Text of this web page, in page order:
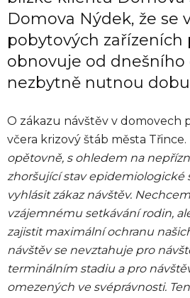
Domova Nýdek, že se
pobytových zařízeních
obnovuje od dnešního
nezbytně nutnou dobu
O zákazu návštěv v domovech
včera krizový štáb města Třince.
opětovně, s ohledem na
zhoršující stav epidemiologické
vyhlásit zákaz návštěv.
vzájemnému setkávání rodin,
zajistit maximální ochranu
návštěv se nevztahuje pro
terminálním stadiu a pro
omezených ve svéprávnosti.